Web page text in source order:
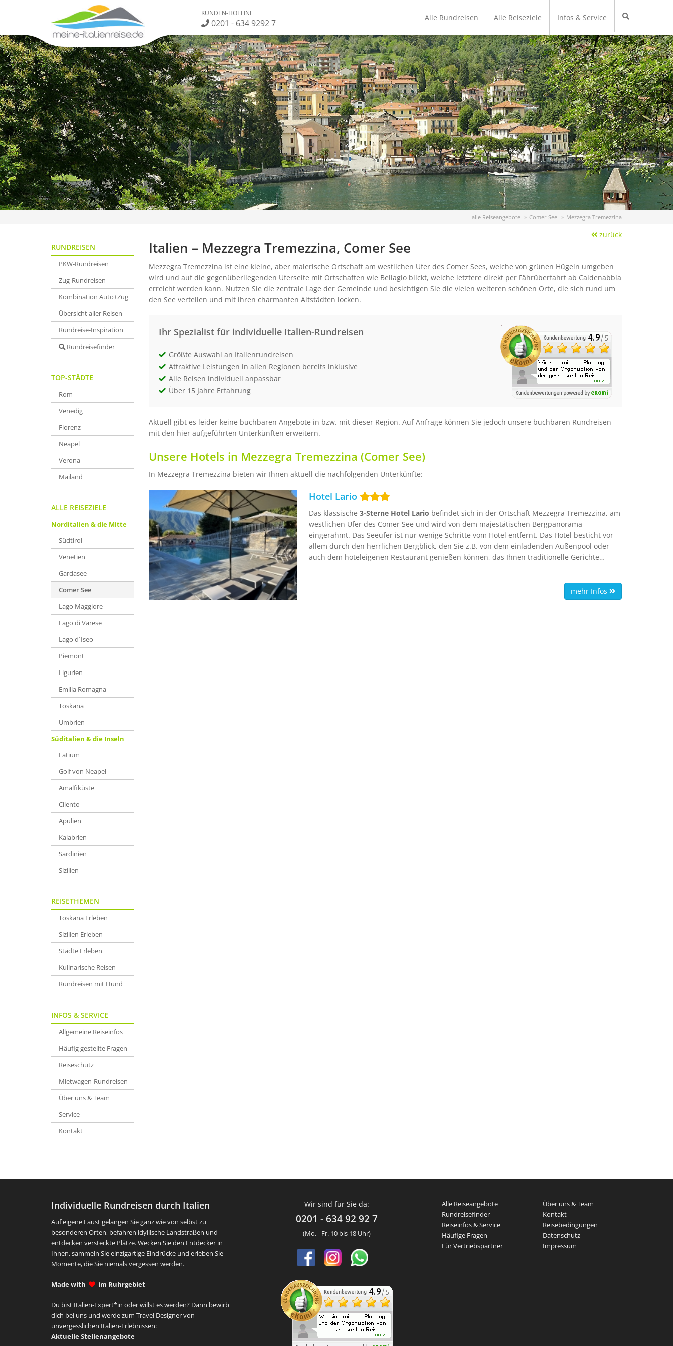
KUNDEN-HOTLINE
0201 - 634 9292 7
Alle Rundreisen Alle Reiseziele Infos & Service
alle Reiseangebote Comer See Mezzegra Tremezzina
RUNDREISEN
PKW-Rundreisen
Zug-Rundreisen
Kombination Auto+Zug
Übersicht aller Reisen
Rundreise-Inspiration
Rundreisefinder
TOP-STÄDTE
Rom
Venedig
Florenz
Neapel
Verona
Mailand
ALLE REISEZIELE
Norditalien & die Mitte
Südtirol
Venetien
Gardasee
Comer See
Lago Maggiore
Lago di Varese
Lago d´Iseo
Piemont
Ligurien
Emilia Romagna
Toskana
Umbrien
Süditalien & die Inseln
Latium
Golf von Neapel
Amalfiküste
Cilento
Apulien
Kalabrien
Sardinien
Sizilien
REISETHEMEN
Toskana Erleben
Sizilien Erleben
Städte Erleben
Kulinarische Reisen
Rundreisen mit Hund
INFOS & SERVICE
Allgemeine Reiseinfos
Häufig gestellte Fragen
Reiseschutz
Mietwagen-Rundreisen
Über uns & Team
Service
Kontakt
zurück
Italien – Mezzegra Tremezzina, Comer See
Mezzegra Tremezzina ist eine kleine, aber malerische Ortschaft am westlichen Ufer des Comer Sees, welche von grünen Hügeln umgeben
wird und auf die gegenüberliegenden Uferseite mit Ortschaften wie Bellagio blickt, welche letztere direkt per Fährüberfahrt ab Caldenabbia
erreicht werden kann. Nutzen Sie die zentrale Lage der Gemeinde und besichtigen Sie die vielen weiteren schönen Orte, die sich rund um
den See verteilen und mit ihren charmanten Altstädten locken.
Ihr Spezialist für individuelle Italien-Rundreisen
Größte Auswahl an Italienrundreisen
Attraktive Leistungen in allen Regionen bereits inklusive
Alle Reisen individuell anpassbar
Über 15 Jahre Erfahrung
Aktuell gibt es leider keine buchbaren Angebote in bzw. mit dieser Region. Auf Anfrage können Sie jedoch unsere buchbaren Rundreisen
mit den hier aufgeführten Unterkünften erweitern.
Unsere Hotels in Mezzegra Tremezzina (Comer See)
In Mezzegra Tremezzina bieten wir Ihnen aktuell die nachfolgenden Unterkünfte:
Hotel Lario
Das klassische 3-Sterne Hotel Lario befindet sich in der Ortschaft Mezzegra Tremezzina, am
westlichen Ufer des Comer See und wird von dem majestätischen Bergpanorama
eingerahmt. Das Seeufer ist nur wenige Schritte vom Hotel entfernt. Das Hotel besticht vor
allem durch den herrlichen Bergblick, den Sie z.B. von dem einladenden Außenpool oder
auch dem hoteleigenen Restaurant genießen können, das Ihnen traditionelle Gerichte
mehr Infos
Individuelle Rundreisen durch Italien
Auf eigene Faust gelangen Sie ganz wie von selbst zu
besonderen Orten, befahren idyllische Landstraßen und
entdecken versteckte Plätze. Wecken Sie den Entdecker in
Ihnen, sammeln Sie einzigartige Eindrücke und erleben Sie
Momente, die Sie niemals vergessen werden.
Made with im Ruhrgebiet
Du bist Italien-Expert*in oder willst es werden? Dann bewirb
dich bei uns und werde zum Travel Designer von
unvergesslichen Italien-Erlebnissen:
Aktuelle Stellenangebote
Wir sind für Sie da:
0201 - 634 92 92 7
(Mo. - Fr. 10 bis 18 Uhr)
Alle Reiseangebote
Rundreisefinder
Reiseinfos & Service
Häufige Fragen
Für Vertriebspartner
Über uns & Team
Kontakt
Reisebedingungen
Datenschutz
Impressum